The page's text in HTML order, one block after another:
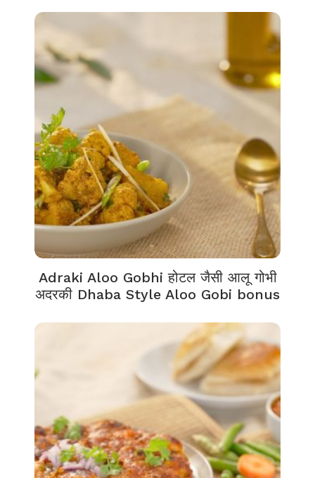
Adraki Aloo Gobhi होटल जैसी आलू गोभी
अदरकी Dhaba Style Aloo Gobi bonus